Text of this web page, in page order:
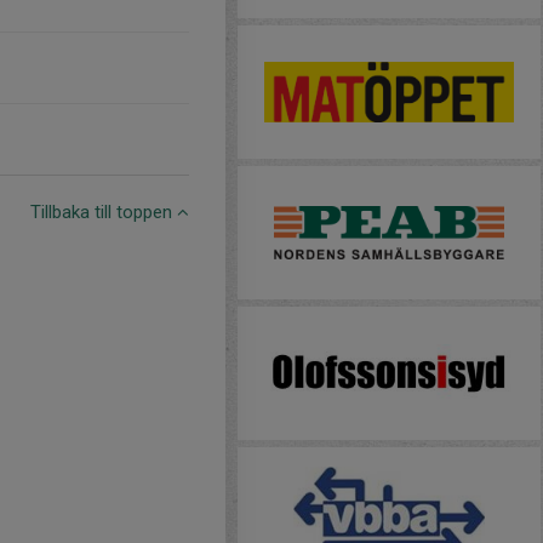
Tillbaka till toppen